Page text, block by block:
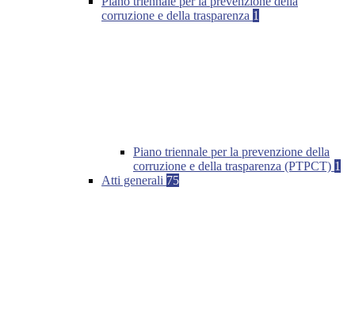
corruzione e della trasparenza 1
Piano triennale per la prevenzione della
corruzione e della trasparenza (PTPCT) 1
Atti generali 75